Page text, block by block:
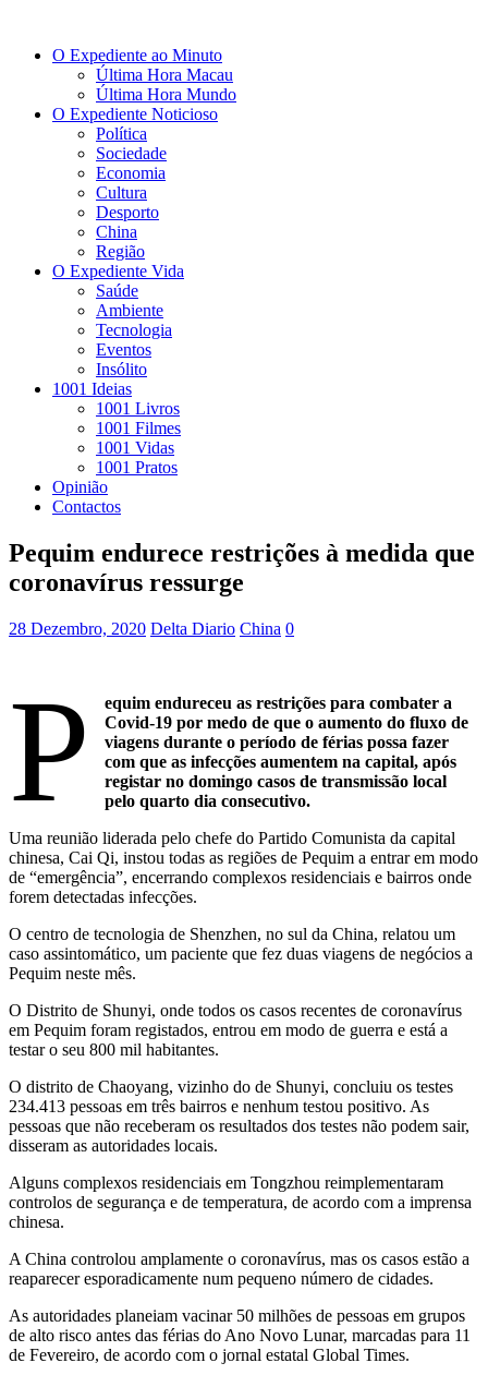
O Expediente ao Minuto
Última Hora Macau
Última Hora Mundo
O Expediente Noticioso
Política
Sociedade
Economia
Cultura
Desporto
China
Região
O Expediente Vida
Saúde
Ambiente
Tecnologia
Eventos
Insólito
1001 Ideias
1001 Livros
1001 Filmes
1001 Vidas
1001 Pratos
Opinião
Contactos
Pequim endurece restrições à medida que
coronavírus ressurge
28 Dezembro, 2020 Delta Diario China 0
P
equim endureceu as restrições para combater a
Covid-19 por medo de que o aumento do fluxo de
viagens durante o período de férias possa fazer
com que as infecções aumentem na capital, após
registar no domingo casos de transmissão local
pelo quarto dia consecutivo.
Uma reunião liderada pelo chefe do Partido Comunista da capital
chinesa, Cai Qi, instou todas as regiões de Pequim a entrar em modo
de “emergência”, encerrando complexos residenciais e bairros onde
forem detectadas infecções.
O centro de tecnologia de Shenzhen, no sul da China, relatou um
caso assintomático, um paciente que fez duas viagens de negócios a
Pequim neste mês.
O Distrito de Shunyi, onde todos os casos recentes de coronavírus
em Pequim foram registados, entrou em modo de guerra e está a
testar o seu 800 mil habitantes.
O distrito de Chaoyang, vizinho do de Shunyi, concluiu os testes
234.413 pessoas em três bairros e nenhum testou positivo. As
pessoas que não receberam os resultados dos testes não podem sair,
disseram as autoridades locais.
Alguns complexos residenciais em Tongzhou reimplementaram
controlos de segurança e de temperatura, de acordo com a imprensa
chinesa.
A China controlou amplamente o coronavírus, mas os casos estão a
reaparecer esporadicamente num pequeno número de cidades.
As autoridades planeiam vacinar 50 milhões de pessoas em grupos
de alto risco antes das férias do Ano Novo Lunar, marcadas para 11
de Fevereiro, de acordo com o jornal estatal Global Times.